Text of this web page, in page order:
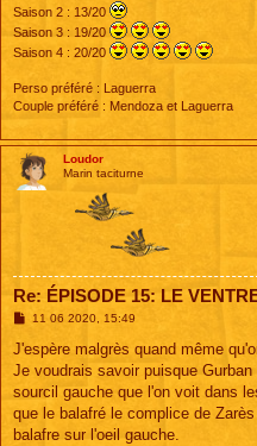
Saison 2 : 13/20
Saison 3 : 19/20
Saison 4 : 20/20
Perso préféré : Laguerra
Couple préféré : Mendoza et Laguerra
Loudor
Marin taciturne
Re: ÉPISODE 15: LE
M
s
a
g
11 06 2020, 15:49
J'espère malgrès quand même
Je voudrais savoir puisque
sourcil gauche que l'on voit dans
que le balafré le complice de
balafre sur l'oeil gauche.